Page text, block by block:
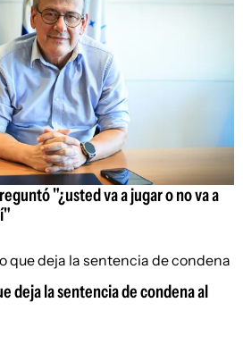
"¿usted va a jugar o no va a
deja la sentencia de condena al